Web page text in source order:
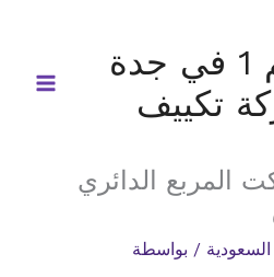
رقم 1 في جدة
تكييف
المربع الدائري
/ بواسطة